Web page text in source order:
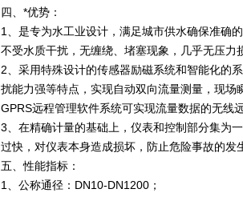
四、*优势：
1、是专为水工业设计，满足城市供水确保准确
不受水质干扰，无缠绕、堵塞现象，几乎无压力
2、采用特殊设计的传感器励磁系统和智能化的
扰能力强等特点，实现自动双向流量测量，现
GPRS远程管理软件系统可实现流量数据的无线
3、在精确计量的基础上，仪表和控制部分集为
过快，对仪表本身造成损坏，防止危险事故的发
五、性能指标：
1、公称通径：DN10-DN1200；